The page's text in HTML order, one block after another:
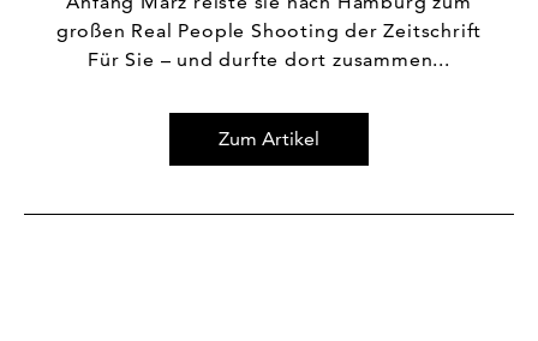
großen Real People Shooting der Zeitschrift
Für Sie – und durfte dort zusammen...
Zum Artikel